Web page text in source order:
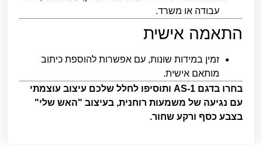
עבודה או משרד.
התאמה אישית
זמין במידות שונות, עם אפשרות להוספת כיתוב
מותאם אישית.
בחרו בדגם AS-1 ותוסיפו לחלל שלכם עיצוב עוצמתי
עם נגיעה של משמעות רוחנית, בעיצוב "האש שלי"
בצבע כסף ורקע שחור.